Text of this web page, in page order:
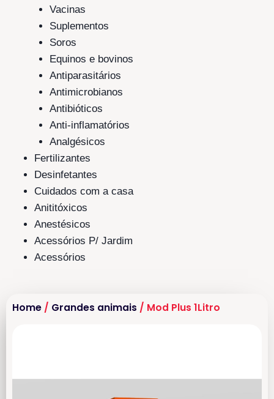
Vacinas
Suplementos
Soros
Equinos e bovinos
Antiparasitários
Antimicrobianos
Antibióticos
Anti-inflamatórios
Analgésicos
Fertilizantes
Desinfetantes
Cuidados com a casa
Anititóxicos
Anestésicos
Acessórios P/ Jardim
Acessórios
Home / Grandes animais / Mod Plus 1Litro